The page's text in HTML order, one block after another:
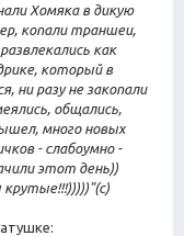
Хомяка в дикую
копали траншеи,
как
который в
ни разу не закопали
общались,
много новых
- слабоумно -
этот день))
крутые!!!)))))"(c)